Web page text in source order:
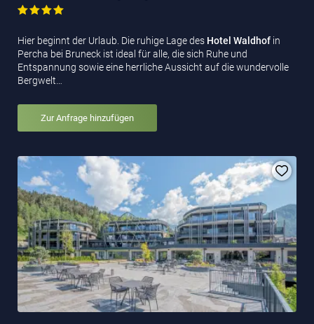
Hier beginnt der Urlaub. Die ruhige Lage des Hotel Waldhof in
Percha bei Bruneck ist ideal für alle, die sich Ruhe und
Entspannung sowie eine herrliche Aussicht auf die wundervolle
Bergwelt…
Zur Anfrage hinzufügen